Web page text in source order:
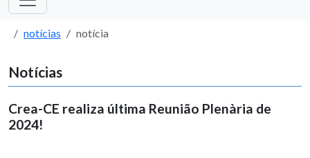
notícias notícia
Notícias
Crea-CE realiza última Reunião Plenària de
2024!